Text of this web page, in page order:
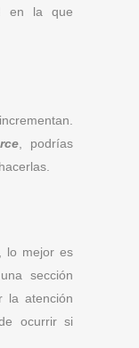
en la que
, podrías
lo mejor es
sección
la atención
ocurrir si